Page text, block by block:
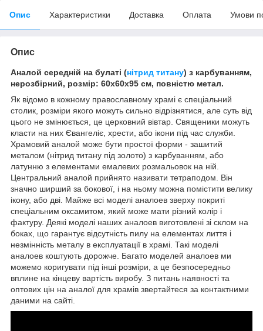
Опис Характеристики Доставка Оплата Умови
Опис
Аналой середній на булаті (нітрид титану) з карбуванням,
нерозбірний, розмір: 60х60х95 см, повністю метал.
Як відомо в кожному православному храмі є спеціальний
столик, розміри якого можуть сильно відрізнятися, але суть від
цього не змінюється, це церковний вівтар. Священики можуть
класти на них Євангеліє, хрести, або ікони під час служби.
Храмовий аналой може бути простої форми - зашитий
металом (нітрид титану під золото) з карбуванням, або
латунню з елементами емалевих розмальовок на ній.
Центральний аналой прийнято називати тетраподом. Він
значно ширший за бокової, і на ньому можна помістити велику
ікону, або дві. Майже всі моделі аналоев зверху покриті
спеціальним оксамитом, який може мати різний колір і
фактуру. Деякі моделі наших аналоев виготовлені зі склом на
боках, що гарантує відсутність пилу на елементах лиття і
незмінність металу в експлуатації в храмі. Такі моделі
аналоев коштують дорожче. Багато моделей аналоев ми
можемо коригувати під інші розміри, а це безпосередньо
вплине на кінцеву вартість виробу. З питань наявності та
оптових цін на аналої для храмів звертайтеся за контактними
даними на сайті.